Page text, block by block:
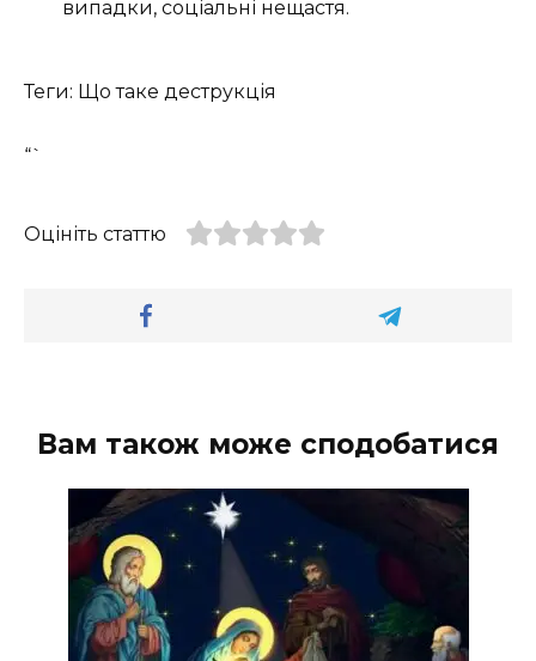
випадки, соціальні нещастя.
Теги: Що таке деструкція
“`
Оцініть статтю
Вам також може сподобатися